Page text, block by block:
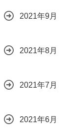
2021年9月
2021年8月
2021年7月
2021年6月